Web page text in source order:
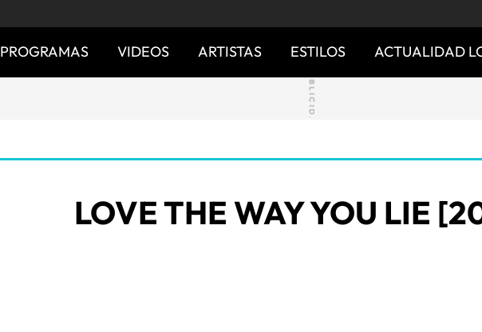
PROGRAMAS VIDEOS ARTISTAS ESTILOS ACTUALIDAD
LOVE THE WAY YOU LIE